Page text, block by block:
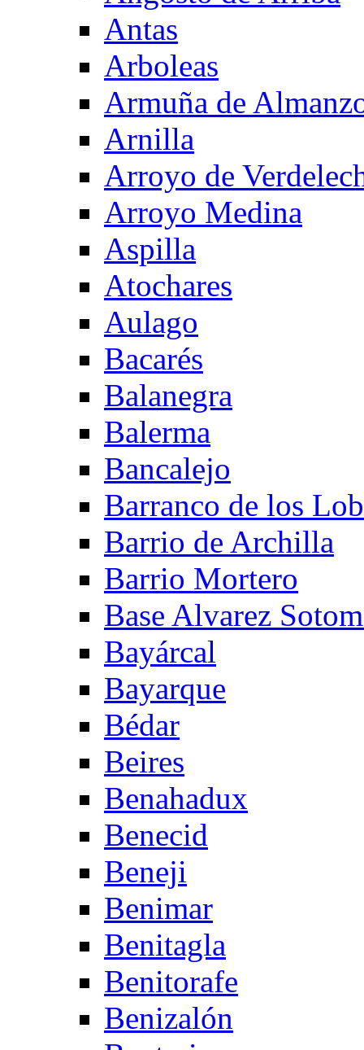
Antas
Arboleas
Armuña de
Arnilla
Arroyo de
Arroyo Medina
Aspilla
Atochares
Aulago
Bacarés
Balanegra
Balerma
Bancalejo
Barranco de los
Barrio de Archilla
Barrio Mortero
Base Alvarez
Bayárcal
Bayarque
Bédar
Beires
Benahadux
Benecid
Beneji
Benimar
Benitagla
Benitorafe
Benizalón